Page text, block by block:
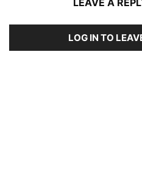
LEAVE A
LOG IN TO